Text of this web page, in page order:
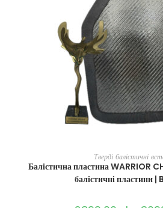
ВИБЕРІТЬ
Тверді балістичні
Балістична пластина WARRIOR
балістичні пластини